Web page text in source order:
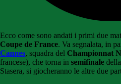
Ecco come sono andati i primi due
Coupe de France. Va segnalata, in
Cannes, squadra del Championnat
francese), che torna in semifinale
Stasera, si giocheranno le altre due